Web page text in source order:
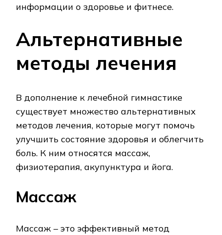
информации о здоровье и фитнесе.
Альтернативные
методы лечения
В дополнение к лечебной гимнастике
существует множество альтернативных
методов лечения, которые могут помочь
улучшить состояние здоровья и облегчить
боль. К ним относятся массаж,
физиотерапия, акупунктура и йога.
Массаж
Массаж – это эффективный метод